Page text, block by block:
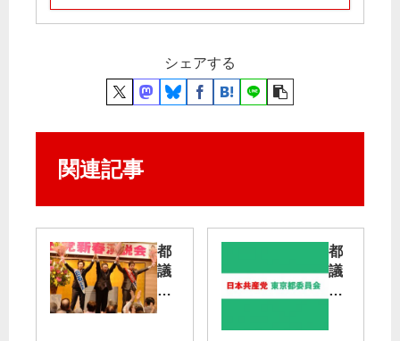
シェアする
関連記事
都
議
選
都
議
補
大